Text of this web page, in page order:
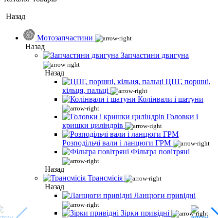
Назад
Мотозапчастини
Назад
Запчастини двигуна
Назад
ЦПГ, поршні,
кільця, пальці
Колінвали і шатуни
Головки і
кришки циліндрів
Розподільчі вали і ланцюги ГРМ
Фільтра повітряні
Назад
Трансмісія
Назад
Ланцюги привідні
Зірки привідні